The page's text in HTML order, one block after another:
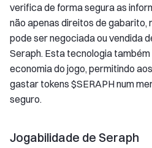
verifica de forma segura as
não apenas direitos de gabarito,
pode ser negociada ou vendida
Seraph. Esta tecnologia
economia do jogo, permitindo
gastar tokens $SERAPH num
seguro.
Jogabilidade de Seraph